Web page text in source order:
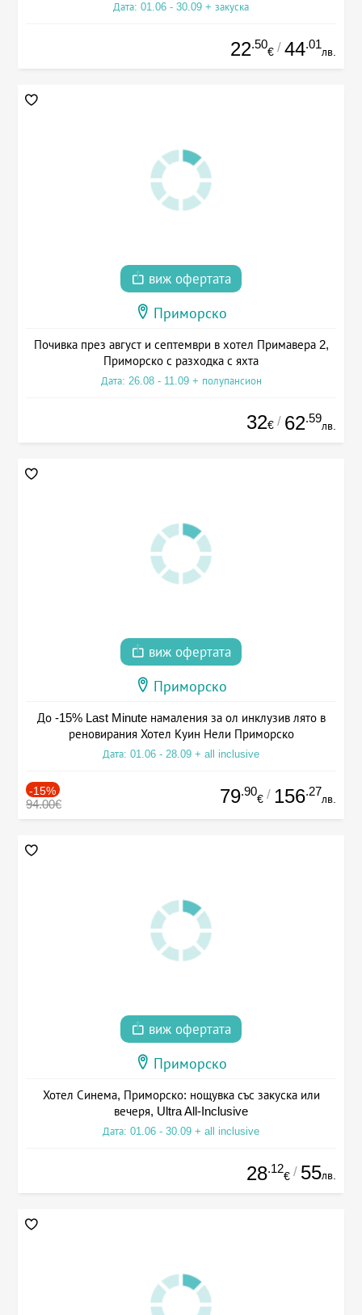
Дата: 01.06 - 30.09 + закуска
22.50
€ / 44.01
лв.
виж офертата
Приморско
Почивка през август и септември в хотел Примавера 2,
Приморско с разходка с яхта
Дата: 26.08 - 11.09 + полупансион
32€ / 62.59
лв.
виж офертата
Приморско
До -15% Last Minute намаления за ол инклузив лято в
реновирания Хотел Куин Нели Приморско
Дата: 01.06 - 28.09 + all inclusive
-15%
94.00€ 79.90
€ / 156.27
лв.
виж офертата
Приморско
Хотел Синема, Приморско: нощувка със закуска или
вечеря, Ultra All-Inclusive
Дата: 01.06 - 30.09 + all inclusive
28.12
€ / 55лв.